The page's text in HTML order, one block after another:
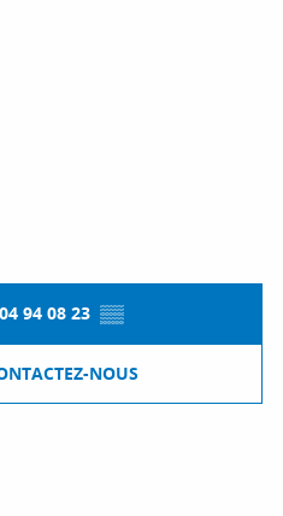
04 94 08 23 ▒▒
NOUS